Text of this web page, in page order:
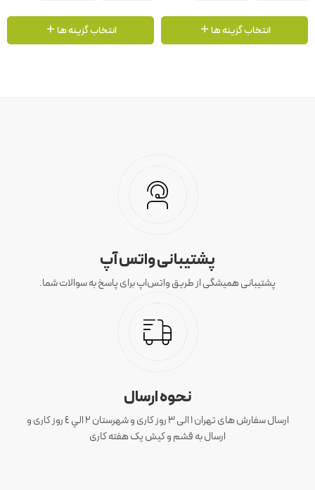
انتخاب گزینه ها انتخاب گزینه ها
پشتیبانی واتس آپ
پشتیبانی همیشگی از طریق واتس‌اپ برای پاسخ به سوالات شما.
نحوه ارسال
ارسال سفارش های تهران 1 الی 3 روز کاری و شهرستان ٢ الي ٤ روز کاری و
ارسال به قشم و کیش یک هفته کاری